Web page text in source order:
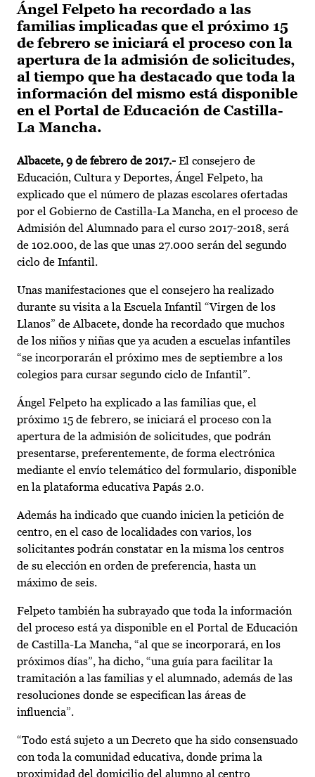
Ángel Felpeto ha recordado a las
familias implicadas que el próximo 15
de febrero se iniciará el proceso con la
apertura de la admisión de solicitudes,
al tiempo que ha destacado que toda la
información del mismo está disponible
en el Portal de Educación de Castilla-
La Mancha.
Albacete, 9 de febrero de 2017.- El consejero de
Educación, Cultura y Deportes, Ángel Felpeto, ha
explicado que el número de plazas escolares ofertadas
por el Gobierno de Castilla-La Mancha, en el proceso de
Admisión del Alumnado para el curso 2017-2018, será
de 102.000, de las que unas 27.000 serán del segundo
ciclo de Infantil.
Unas manifestaciones que el consejero ha realizado
durante su visita a la Escuela Infantil “Virgen de los
Llanos” de Albacete, donde ha recordado que muchos
de los niños y niñas que ya acuden a escuelas infantiles
“se incorporarán el próximo mes de septiembre a los
colegios para cursar segundo ciclo de Infantil”.
Ángel Felpeto ha explicado a las familias que, el
próximo 15 de febrero, se iniciará el proceso con la
apertura de la admisión de solicitudes, que podrán
presentarse, preferentemente, de forma electrónica
mediante el envío telemático del formulario, disponible
en la plataforma educativa Papás 2.0.
Además ha indicado que cuando inicien la petición de
centro, en el caso de localidades con varios, los
solicitantes podrán constatar en la misma los centros
de su elección en orden de preferencia, hasta un
máximo de seis.
Felpeto también ha subrayado que toda la información
del proceso está ya disponible en el Portal de Educación
de Castilla-La Mancha, “al que se incorporará, en los
próximos días”, ha dicho, “una guía para facilitar la
tramitación a las familias y el alumnado, además de las
resoluciones donde se especifican las áreas de
influencia”.
“Todo está sujeto a un Decreto que ha sido consensuado
con toda la comunidad educativa, donde prima la
proximidad del domicilio del alumno al centro